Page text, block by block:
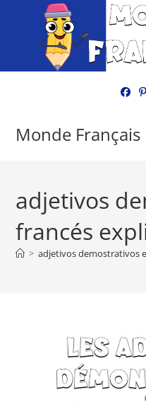
Monde Français
adjetivos
francés
> adjetivos demostrativos